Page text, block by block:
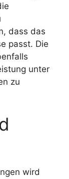
dass das
passt. Die
unter
zu
wird